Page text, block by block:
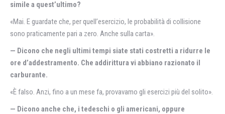
simile a quest’ultimo?
«Mai. E guardate che, per quell’esercizio, le probabilità di collisione
sono praticamente pari a zero. Anche sulla carta».
— Dicono che negli ultimi tempi siate stati costretti a ridurre le
ore d’addestramento. Che addirittura vi abbiano razionato il
carburante.
«È falso. Anzi, fino a un mese fa, provavamo gli esercizi più del solito».
— Dicono anche che, i tedeschi o gli americani, oppure